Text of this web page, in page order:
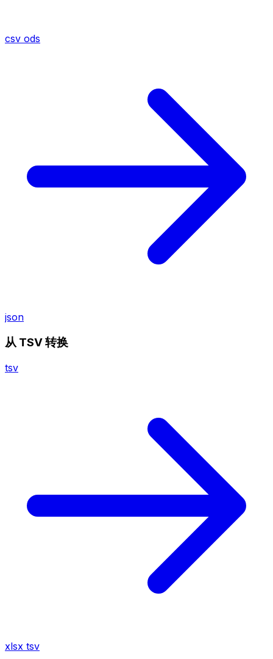
csv ods
json
从 TSV 转换
tsv
xlsx tsv